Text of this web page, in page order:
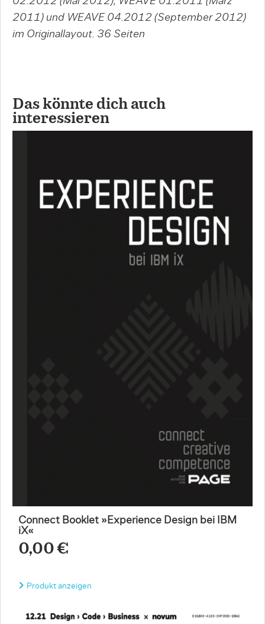
2011) und WEAVE 04.2012 (September 2012)
im Originallayout. 36 Seiten
Das könnte dich auch
interessieren
Connect Booklet »Experience Design bei IBM
iX«
0,00 €
Produkt anzeigen